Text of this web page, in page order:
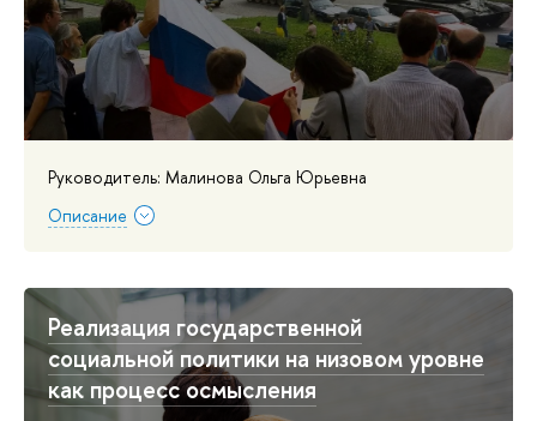
Руководитель: Малинова Ольга Юрьевна
Описание
Реализация государственной
социальной политики на низовом уровне
как процесс осмысления